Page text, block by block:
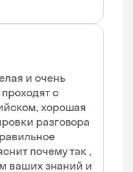
и очень
с
хорошая
разговора
почему так ,
ваших знаний и